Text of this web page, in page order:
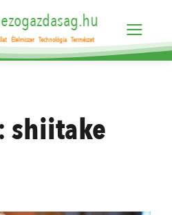
Élelmiszer Technológia Természet
shiitake